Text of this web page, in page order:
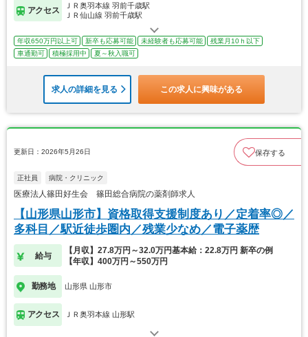
アクセス
ＪＲ奥羽本線 羽前千歳駅
ＪＲ仙山線 羽前千歳駅
年収650万円以上可 新卒も応募可能 未経験者も応募可能
残業月10ｈ以下
車通勤可
積極採用中 夏～秋入職可
求人の詳細を見る この求人に興味がある
更新日：2026年5月26日 保存する
正社員 病院・クリニック
医療法人篠田好生会 篠田総合病院の薬剤師求人
【山形県山形市】資格取得支援制度あり／定着率◎／
多科目／駅近徒歩圏内／残業少なめ／電子薬歴
給与
【月収】27.8万円～32.0万円基本給：22.8万円 新卒の例
【年収】400万円～550万円
勤務地 山形県 山形市
アクセス ＪＲ奥羽本線 山形駅